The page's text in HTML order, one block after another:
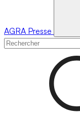
AGRA Presse